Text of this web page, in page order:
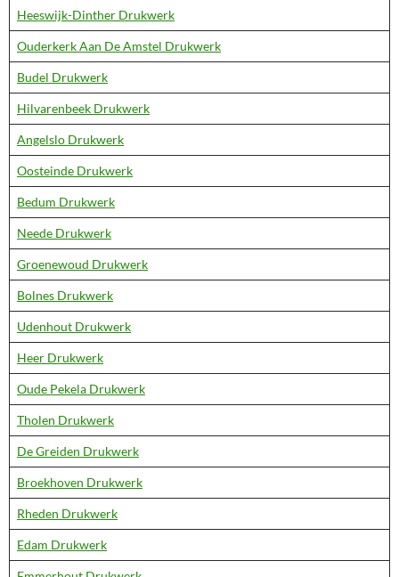
Heeswijk-Dinther Drukwerk
Ouderkerk Aan De Amstel Drukwerk
Budel Drukwerk
Hilvarenbeek Drukwerk
Angelslo Drukwerk
Oosteinde Drukwerk
Bedum Drukwerk
Neede Drukwerk
Groenewoud Drukwerk
Bolnes Drukwerk
Udenhout Drukwerk
Heer Drukwerk
Oude Pekela Drukwerk
Tholen Drukwerk
De Greiden Drukwerk
Broekhoven Drukwerk
Rheden Drukwerk
Edam Drukwerk